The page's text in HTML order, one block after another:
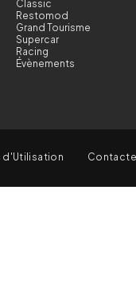
Classic
Restomod
Grand Tourisme
Supercar
Racing
Évènements
d'Utilisation